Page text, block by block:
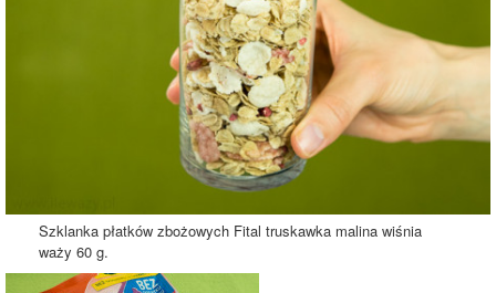
Szklanka płatków zbożowych Fital truskawka malina wiśnia
waży 60 g.